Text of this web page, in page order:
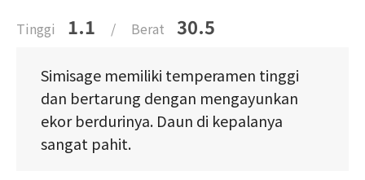
Tinggi 1.1 / Berat 30.5
Simisage memiliki temperamen tinggi
dan bertarung dengan mengayunkan
ekor berdurinya. Daun di kepalanya
sangat pahit.